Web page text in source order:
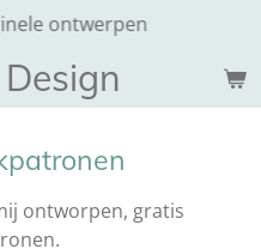
ontwerpen
ontworpen, gratis